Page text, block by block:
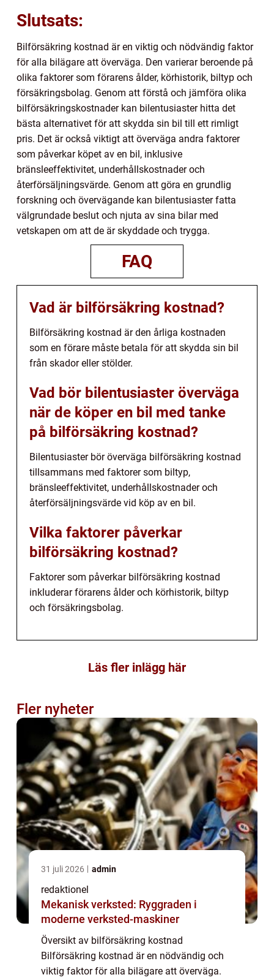
Slutsats:
Bilförsäkring kostnad är en viktig och nödvändig faktor
för alla bilägare att överväga. Den varierar beroende på
olika faktorer som förarens ålder, körhistorik, biltyp och
försäkringsbolag. Genom att förstå och jämföra olika
bilförsäkringskostnader kan bilentusiaster hitta det
bästa alternativet för att skydda sin bil till ett rimligt
pris. Det är också viktigt att överväga andra faktorer
som påverkar köpet av en bil, inklusive
bränsleeffektivitet, underhållskostnader och
återförsäljningsvärde. Genom att göra en grundlig
forskning och övervägande kan bilentusiaster fatta
välgrundade beslut och njuta av sina bilar med
vetskapen om att de är skyddade och trygga.
FAQ
Vad är bilförsäkring kostnad?
Bilförsäkring kostnad är den årliga kostnaden
som en förare måste betala för att skydda sin bil
från skador eller stölder.
Vad bör bilentusiaster överväga
när de köper en bil med tanke
på bilförsäkring kostnad?
Bilentusiaster bör överväga bilförsäkring kostnad
tillsammans med faktorer som biltyp,
bränsleeffektivitet, underhållskostnader och
återförsäljningsvärde vid köp av en bil.
Vilka faktorer påverkar
bilförsäkring kostnad?
Faktorer som påverkar bilförsäkring kostnad
inkluderar förarens ålder och körhistorik, biltyp
och försäkringsbolag.
Läs fler inlägg här
Fler nyheter
31 juli 2026 admin
redaktionel
Mekanisk verksted: Ryggraden i
moderne verksted-maskiner
Översikt av bilförsäkring kostnad
Bilförsäkring kostnad är en nödvändig och
viktig faktor för alla bilägare att överväga.